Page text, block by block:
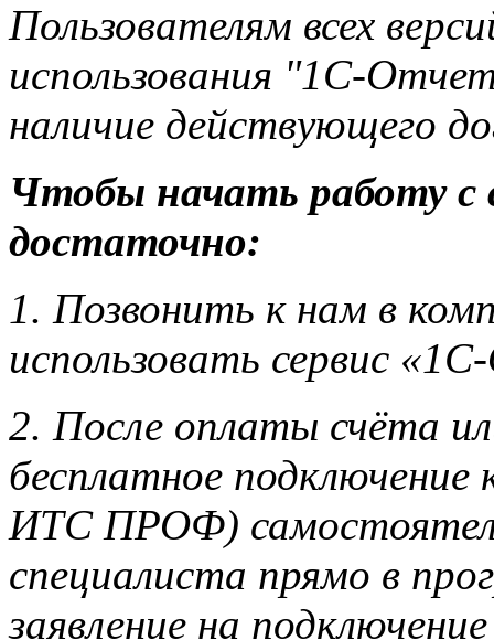
Пользователям всех
использования "1С-
наличие действующего
Чтобы начать работу
достаточно:
1. Позвонить к нам в
использовать сервис
2. После оплаты счёта
бесплатное
ИТС ПРОФ)
специалиста прямо в
заявление на